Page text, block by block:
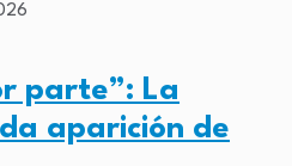
parte”: La
aparición de